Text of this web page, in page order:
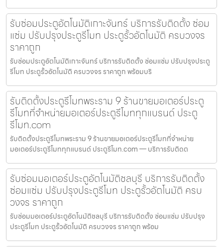
รับซ่อมประตูอัตโนมัติเกาะจันทร์ บริการรับติดตั้ง ซ่อม
แซ่ม ปรับปรุงประตูรีโมท ประตูรั้วอัตโนมัติ ครบวงจร
ราคาถูก
รับซ่อมประตูอัตโนมัติเกาะจันทร์ บริการรับติดตั้ง ซ่อมแซ่ม ปรับปรุงประตู
รีโมท ประตูรั้วอัตโนมัติ ครบวงจร ราคาถูก พร้อมบริ
รับติดตั้งประตูรีโมทพระราม 9 ร้านขายมอเตอร์ประตู
รีโมทที่จำหน่ายมอเตอร์ประตูรีโมททุกแบรนด์ ประตู
รีโมท.com
รับติดตั้งประตูรีโมทพระราม 9 ร้านขายมอเตอร์ประตูรีโมทที่จำหน่าย
มอเตอร์ประตูรีโมททุกแบรนด์ ประตูรีโมท.com — บริการรับติดต
รับซ่อมมอเตอร์ประตูอัตโนมัติชลบุรี บริการรับติดตั้ง
ซ่อมแซ่ม ปรับปรุงประตูรีโมท ประตูรั้วอัตโนมัติ ครบ
วงจร ราคาถูก
รับซ่อมมอเตอร์ประตูอัตโนมัติชลบุรี บริการรับติดตั้ง ซ่อมแซ่ม ปรับปรุง
ประตูรีโมท ประตูรั้วอัตโนมัติ ครบวงจร ราคาถูก พร้อม